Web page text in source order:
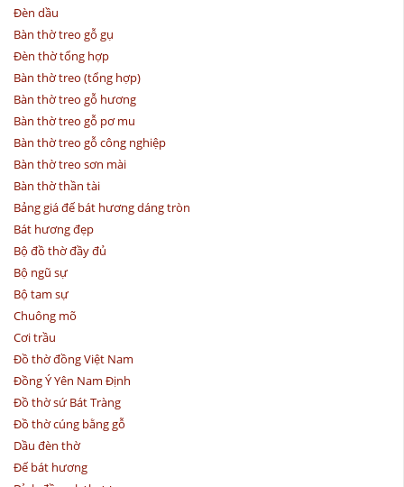
Đèn dầu
Bàn thờ treo gỗ gụ
Đèn thờ tổng hợp
Bàn thờ treo (tổng hợp)
Bàn thờ treo gỗ hương
Bàn thờ treo gỗ pơ mu
Bàn thờ treo gỗ công nghiệp
Bàn thờ treo sơn mài
Bàn thờ thần tài
Bảng giá đế bát hương dáng tròn
Bát hương đẹp
Bộ đồ thờ đầy đủ
Bộ ngũ sự
Bộ tam sự
Chuông mõ
Cơi trầu
Đồ thờ đồng Việt Nam
Đồng Ý Yên Nam Định
Đồ thờ sứ Bát Tràng
Đồ thờ cúng bằng gỗ
Dầu đèn thờ
Đế bát hương